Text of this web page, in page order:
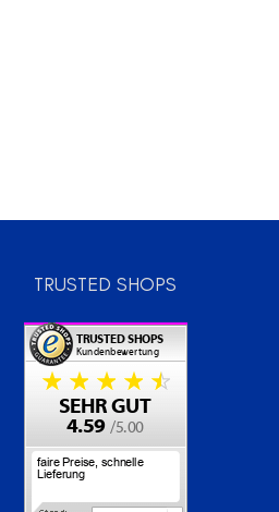
TRUSTED SHOPS